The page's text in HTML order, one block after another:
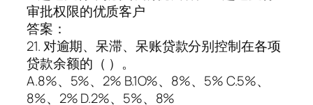
审批权限的优质客户
答案：
21. 对逾期、呆滞、呆账贷款分别控制在各项
贷款余额的（ ）。
A.8%、5%、2% B.1O%、8%、5% C.5%、
8%、2% D.2%、5%、8%